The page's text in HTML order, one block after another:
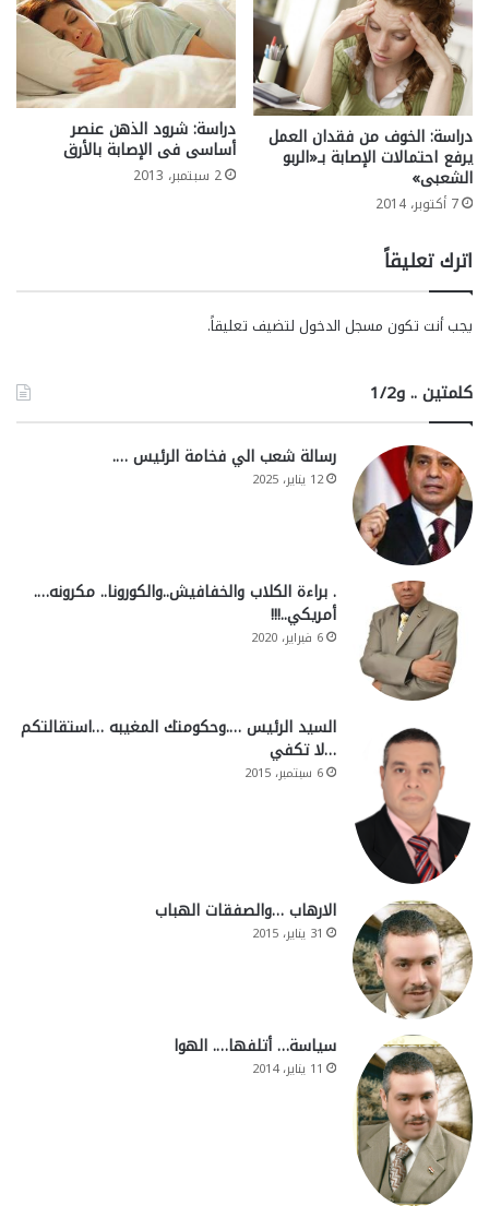
دراسة: الخوف من فقدان العمل
يرفع احتمالات الإصابة بـ«الربو
الشعبى»
7 أكتوبر، 2014
دراسة: شرود الذهن عنصر
أساسى فى الإصابة بالأرق
2 سبتمبر، 2013
اترك تعليقاً
يجب أنت تكون مسجل الدخول لتضيف تعليقاً.
كلمتين .. و1/2
رسالة شعب الي فخامة الرئيس ….
12 يناير، 2025
. براءة الكلاب والخفافيش..والكورونا.. مكرونه….
أمريكي..!!!
6 فبراير، 2020
السيد الرئيس ….وحكومتك المغيبه …استقالتكم
…لا تكفي
6 سبتمبر، 2015
الارهاب …والصفقات الهباب
31 يناير، 2015
سياسة… أتلفها…. الهوا
11 يناير، 2014